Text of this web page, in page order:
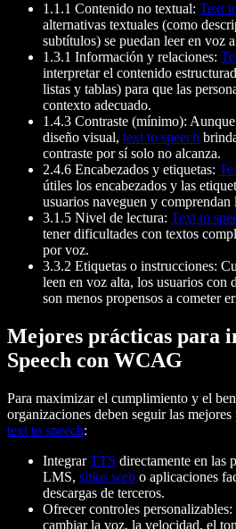
1.1.1 Contenido no textual: Text
alternativas textuales (como
subtítulos) se puedan leer en voz
1.3.1 Información y relaciones:
interpretar el contenido
listas y tablas) para que las
contexto adecuado.
1.4.3 Contraste (mínimo): Aunque
diseño visual, text to speech
contraste por sí solo no alcanza.
2.4.6 Encabezados y etiquetas:
útiles los encabezados y las
usuarios naveguen y comprendan
3.1.5 Nivel de lectura: Text to
tener dificultades con textos
por voz.
3.3.2 Etiquetas o instrucciones:
leen en voz alta, los usuarios con
son menos propensos a cometer
Mejores prácticas para
Speech con WCAG
Para maximizar el cumplimiento y el
organizaciones deben seguir las
text to speech:
IntegrarTTS directamente en las
LMS, sitios web o aplicaciones
descargas de terceros.
Ofrecer controles
cambiar la voz, la velocidad, el